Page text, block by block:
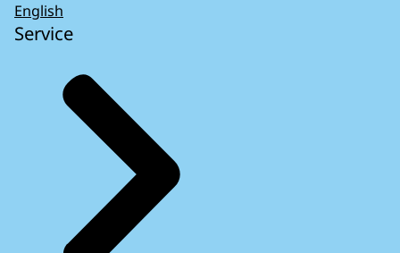
English
Service